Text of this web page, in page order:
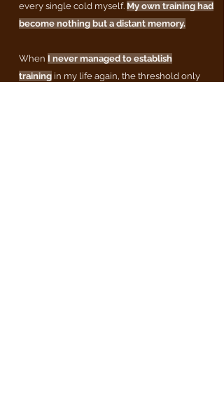
every single cold myself. My own training had
become nothing but a distant memory.
When I never managed to establish
training in my life again, the threshold only